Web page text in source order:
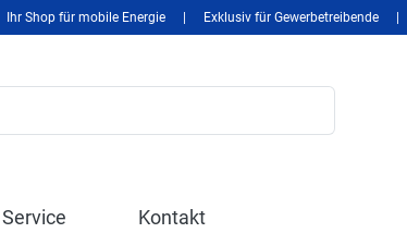
Ihr Shop für mobile Energie Exklusiv für Gewerbetreibende
Service Kontakt